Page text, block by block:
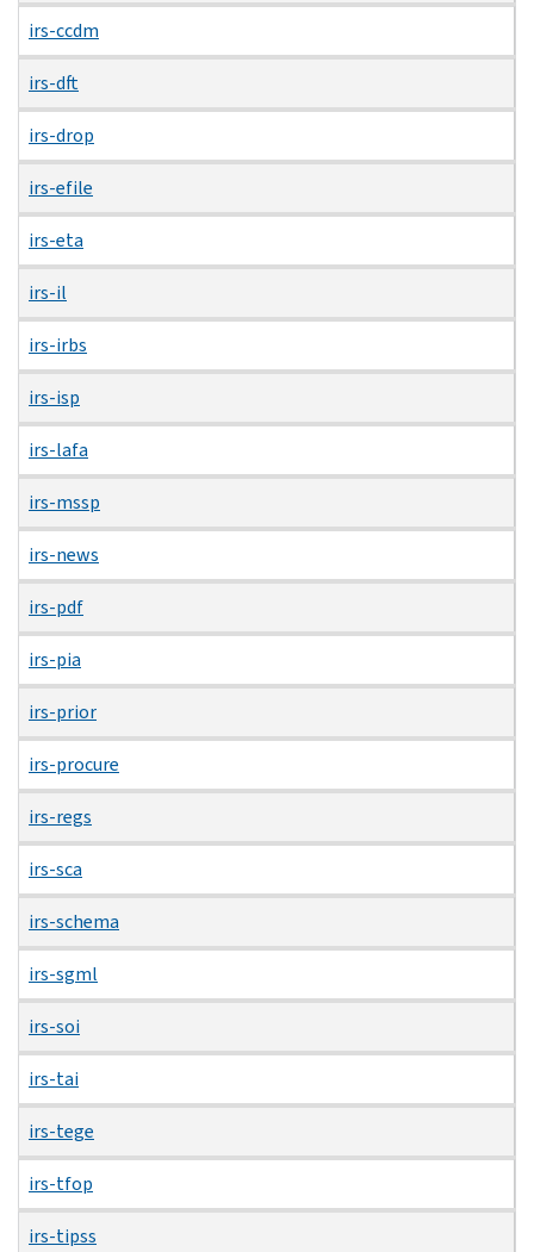
irs-ccdm
irs-dft
irs-drop
irs-efile
irs-eta
irs-il
irs-irbs
irs-isp
irs-lafa
irs-mssp
irs-news
irs-pdf
irs-pia
irs-prior
irs-procure
irs-regs
irs-sca
irs-schema
irs-sgml
irs-soi
irs-tai
irs-tege
irs-tfop
irs-tipss